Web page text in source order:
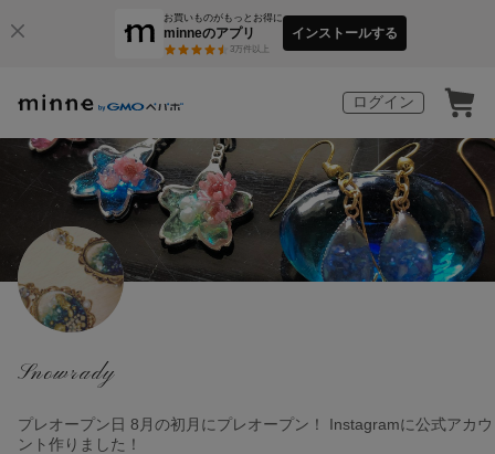
お買いものがもっとお得に
minneのアプリ
3万件以上
インストールする
ログイン
Snowrady
プレオープン日 8月の初月にプレオープン！ Instagramに公式アカウ
ント作りました！